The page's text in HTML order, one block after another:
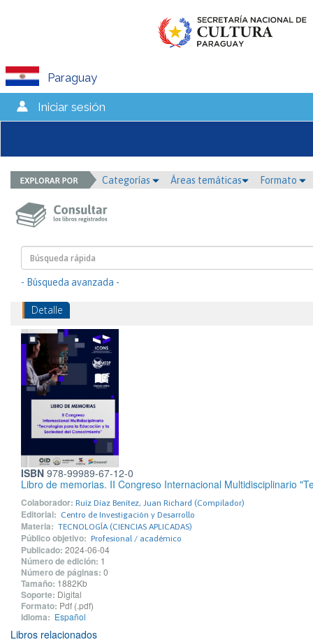
Paraguay
Iniciar sesión
Categorías Áreas temáticas Formato
- Búsqueda avanzada -
Detalle
ISBN 978-99989-67-12-0
Libro de memorias. II Congreso Internacional Multidisciplinario
Colaborador: Ruíz Díaz Benítez, Juan Richard (Compilador)
Editorial: Centro de Investigación y Desarrollo
Materia: TECNOLOGÍA (CIENCIAS APLICADAS)
Público objetivo: Profesional / académico
Publicado: 2024-06-04
Número de edición: 1
Número de páginas: 0
Tamaño: 1882Kb
Soporte: Digital
Formato: Pdf (.pdf)
Idioma: Español
Libros relacionados